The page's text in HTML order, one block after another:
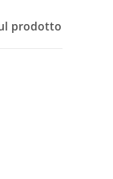
prodotto